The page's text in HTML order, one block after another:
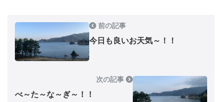
前の記事
今日も良いお天気～！！
次の記事
べ～た～な～ぎ～！！